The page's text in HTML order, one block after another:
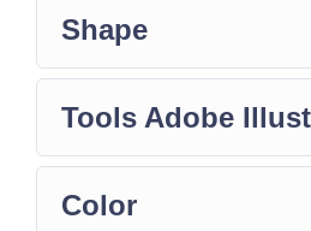
Shape
Tools Adobe
Color